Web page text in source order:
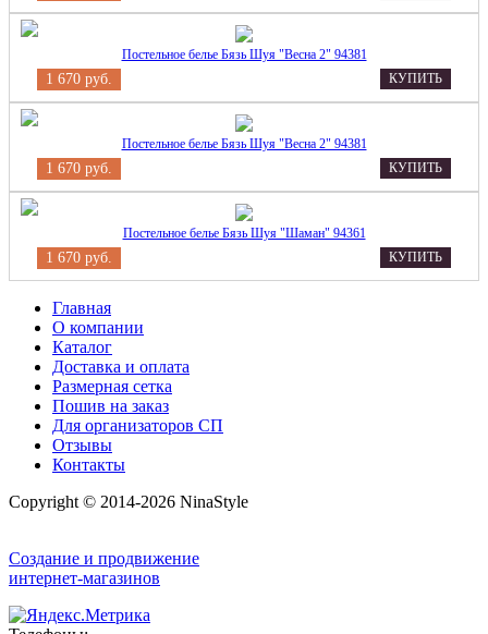
Постельное белье Бязь Шуя "Весна 2" 94381
1 670 руб. КУПИТЬ
Постельное белье Бязь Шуя "Весна 2" 94381
1 670 руб. КУПИТЬ
Постельное белье Бязь Шуя "Шаман" 94361
1 670 руб. КУПИТЬ
Главная
О компании
Каталог
Доставка и оплата
Размерная сетка
Пошив на заказ
Для организаторов СП
Отзывы
Контакты
Copyright © 2014-2026 NinaStyle
Создание и продвижение
интернет-магазинов